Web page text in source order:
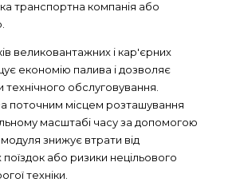
транспортна компанія або
великовантажних і кар'єрних
економію палива і дозволяє
технічного обслуговування.
поточним місцем розташування
масштабі часу за допомогою
знижує втрати від
або ризики нецільового
техніки.